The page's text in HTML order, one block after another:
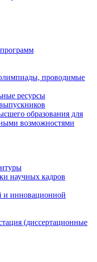
проводимые
ресурсы
образования для
возможностями
научных кадров
и инновационной
(диссертационные